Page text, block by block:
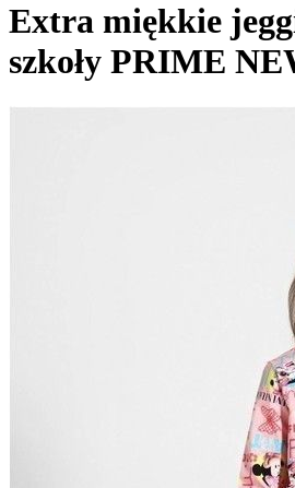
Extra miękkie
szkoły PRIME